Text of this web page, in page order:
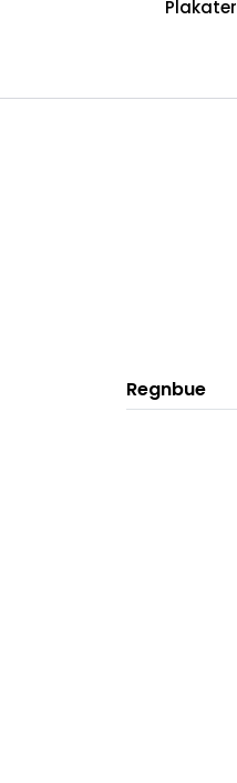
Skip to main contentPlakater
Regnbue